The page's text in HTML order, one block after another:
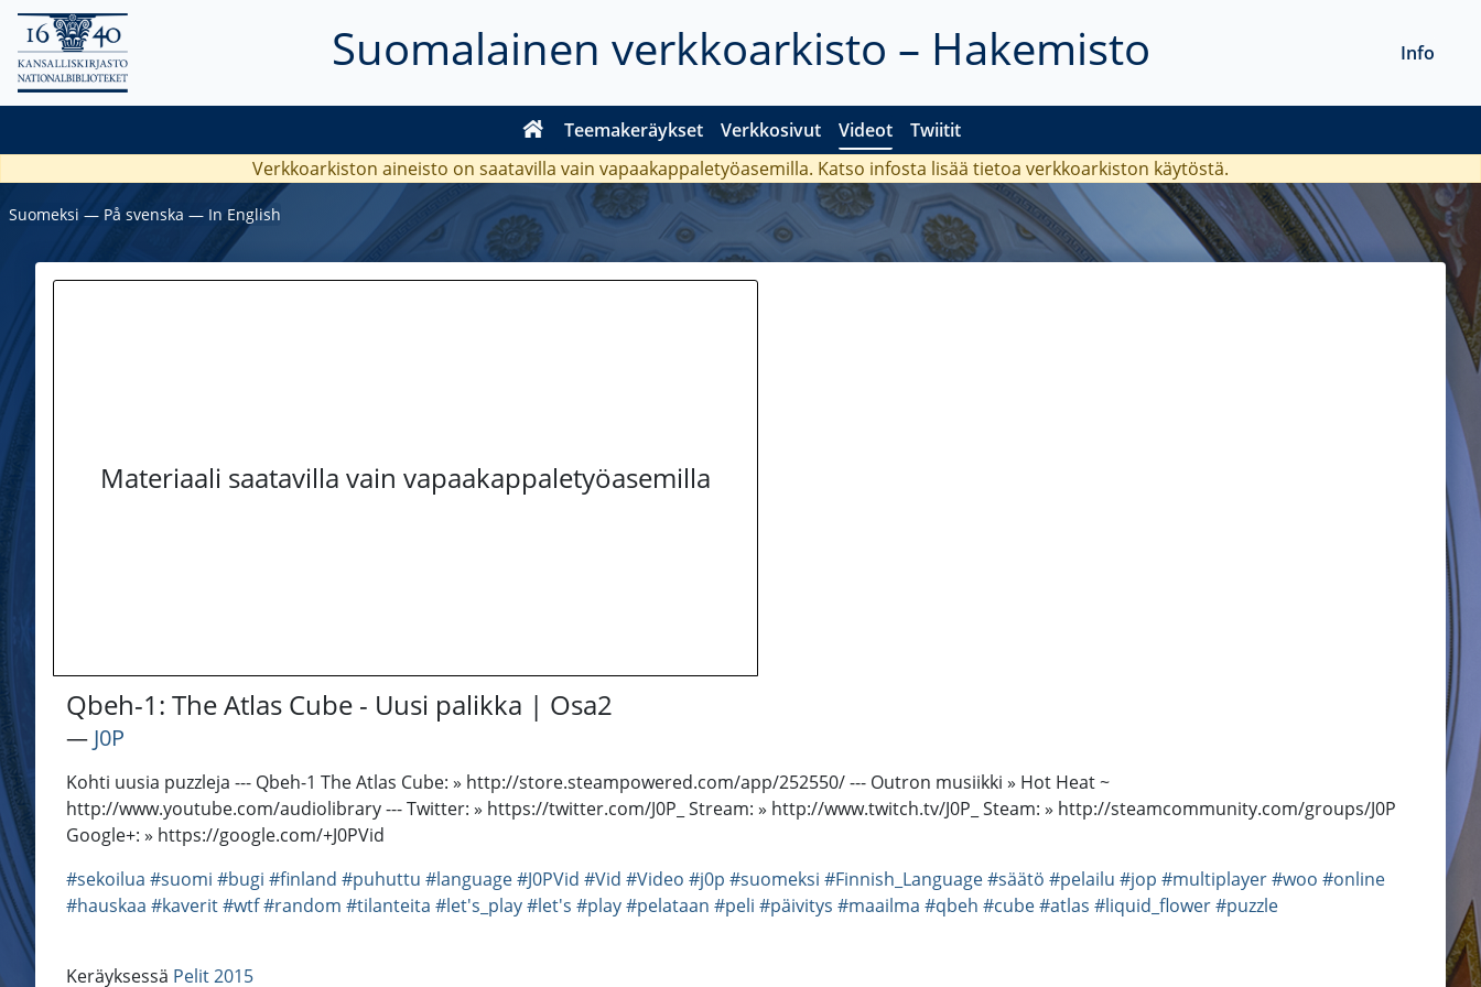
Suomalainen verkkoarkisto – Hakemisto
Teemakeräykset Verkkosivut Videot Twiitit
Info
Verkkoarkiston aineisto on saatavilla vain vapaakappaletyöasemilla. Katso infosta lisää tietoa verkkoarkiston käytöstä.
Suomeksi ― På svenska ― In English
Materiaali saatavilla vain vapaakappaletyöasemilla
Qbeh-1: The Atlas Cube - Uusi palikka | Osa2
― J0P
Kohti uusia puzzleja --- Qbeh-1 The Atlas Cube: » http://store.steampowered.com/app/252550/ --- Outron musiikki » Hot Heat ~
http://www.youtube.com/audiolibrary --- Twitter: » https://twitter.com/J0P_ Stream: » http://www.twitch.tv/J0P_ Steam: » http://steamcommunity.com/groups/J0P
Google+: » https://google.com/+J0PVid
#sekoilua #suomi #bugi #finland #puhuttu #language#J0PVid #Vid #Video #j0p #suomeksi #Finnish_Language#säätö #pelailu #jop #multiplayer#woo #online
#hauskaa #kaverit#wtf#random #tilanteita #let's_play#let's #play#pelataan #peli #päivitys #maailma #qbeh #cube#atlas #liquid_flower#puzzle
Keräyksessä Pelit 2015